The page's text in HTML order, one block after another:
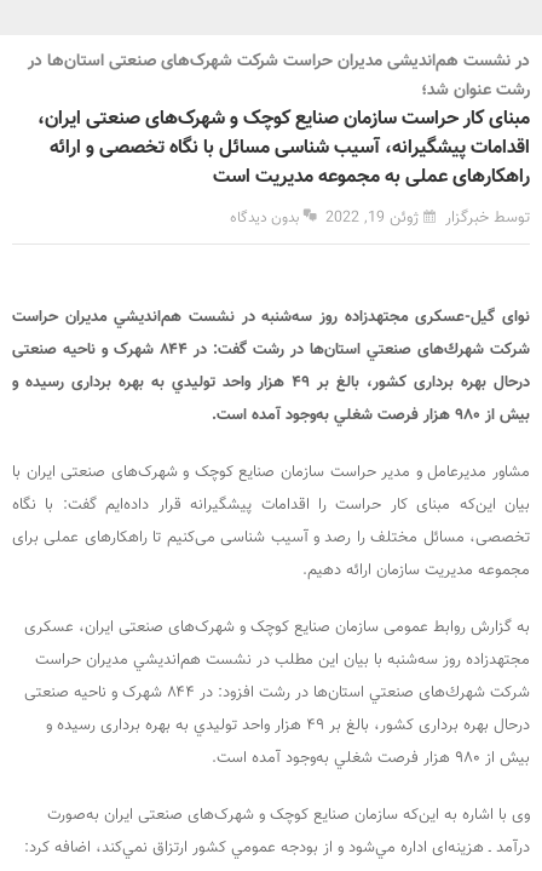
در نشست هم‌اندیشی مدیران حراست شرکت شهرک‌های صنعتی استان‌ها در
رشت عنوان شد؛
مبنای کار حراست سازمان صنایع کوچک و شهرک‌های صنعتی ایران،
اقدامات پیشگیرانه، آسیب‌ شناسی مسائل با نگاه تخصصی و ارائه
راهکارهای عملی به مجموعه مدیریت است
توسط خبرگزار ژوئن 19, 2022 بدون دیدگاه
نوای گیل-عسکری مجتهدزاده روز سه‌شنبه در نشست هم‌انديشي مدیران حراست
شرکت شهرك‌های صنعتي استان‌ها در رشت گفت: در ۸۴۴ شهرک و ناحیه صنعتی
درحال بهره برداری كشور، بالغ بر ۴۹ هزار واحد توليدي به بهره ‌برداری رسیده و
بیش از ۹۸۰ هزار فرصت شغلي به‌وجود آمده است.
مشاور مدیرعامل و مدیر حراست سازمان صنایع کوچک و شهرک‌های صنعتی ایران با
بيان اين‌كه مبنای کار حراست را اقدامات پیشگیرانه قرار داده‌ایم گفت: با نگاه
تخصصی، مسائل مختلف را رصد و آسیب‌ شناسی می‌کنیم تا راهکارهای عملی برای
مجموعه مدیریت سازمان ارائه دهیم.
به گزارش روابط عمومی سازمان صنایع کوچک و شهرک‌های صنعتی ایران، عسکری
مجتهدزاده روز سه‌شنبه با بيان اين مطلب در نشست هم‌انديشي مدیران حراست
شرکت شهرك‌های صنعتي استان‌ها در رشت افزود: در ۸۴۴ شهرک و ناحیه صنعتی
درحال بهره برداری كشور، بالغ بر ۴۹ هزار واحد توليدي به بهره ‌برداری رسیده و
بیش از ۹۸۰ هزار فرصت شغلي به‌وجود آمده است.
وی با اشاره به این‌که سازمان صنایع کوچک و شهرک‌های صنعتی ایران به‌صورت
درآمد ـ هزینه‌ای اداره مي‌شود و از بودجه عمومي كشور ارتزاق نمي‌كند، اضافه كرد: